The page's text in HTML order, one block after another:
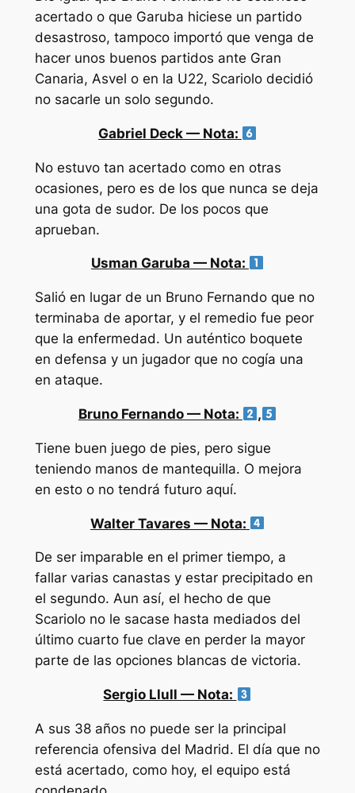
acertado o que Garuba hiciese un partido
desastroso, tampoco importó que venga de
hacer unos buenos partidos ante Gran
Canaria, Asvel o en la U22, Scariolo decidió
no sacarle un solo segundo.
Gabriel Deck — Nota:
No estuvo tan acertado como en otras
ocasiones, pero es de los que nunca se deja
una gota de sudor. De los pocos que
aprueban.
Usman Garuba — Nota:
Salió en lugar de un Bruno Fernando que no
terminaba de aportar, y el remedio fue peor
que la enfermedad. Un auténtico boquete
en defensa y un jugador que no cogía una
en ataque.
Bruno Fernando — Nota: ,
Tiene buen juego de pies, pero sigue
teniendo manos de mantequilla. O mejora
en esto o no tendrá futuro aquí.
Walter Tavares — Nota:
De ser imparable en el primer tiempo, a
fallar varias canastas y estar precipitado en
el segundo. Aun así, el hecho de que
Scariolo no le sacase hasta mediados del
último cuarto fue clave en perder la mayor
parte de las opciones blancas de victoria.
Sergio Llull — Nota:
A sus 38 años no puede ser la principal
referencia ofensiva del Madrid. El día que no
está acertado, como hoy, el equipo está